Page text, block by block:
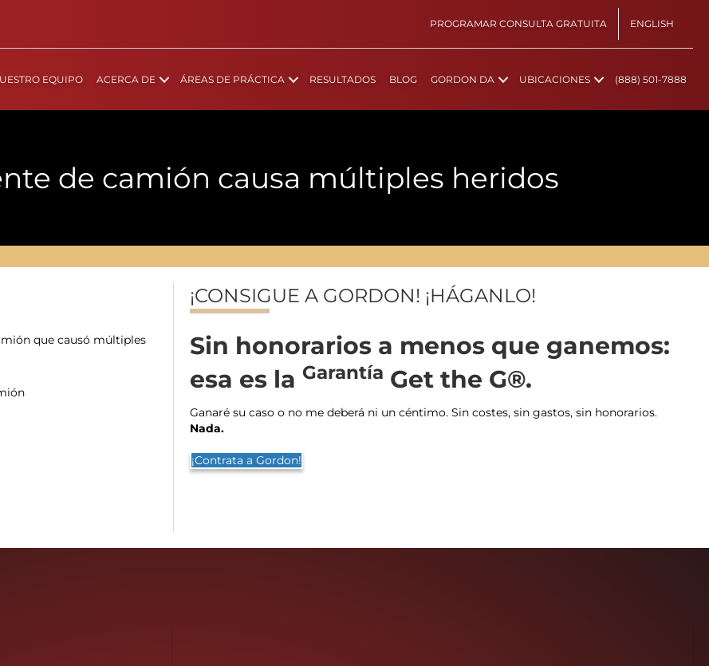
PROGRAMAR CONSULTA GRATUITA ENGLISH
EQUIPO ACERCA DE ÁREAS DE PRÁCTICA RESULTADOS BLOG GORDON DA UBICACIONES (888) 501-7888
de camión causa múltiples heridos
que causó múltiples
¡CONSIGUE A GORDON! ¡HÁGANLO!
Sin honorarios a menos que ganemos:
esa es la Garantía Get the G®.
Ganaré su caso o no me deberá ni un céntimo. Sin costes, sin gastos, sin honorarios.
Nada.
¡Contrata a Gordon!